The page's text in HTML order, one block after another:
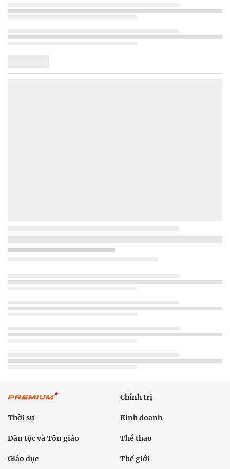
Chính trị
Thời sự Kinh doanh
Dân tộc và Tôn giáo Thể thao
Giáo dục Thế giới